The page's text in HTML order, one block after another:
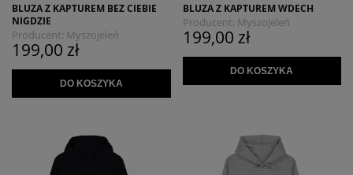
BLUZA Z KAPTUREM BEZ CIEBIE
NIGDZIE
Producent: Myszojeleń
199,00 zł
DO KOSZYKA
BLUZA Z KAPTUREM WDECH
Producent: Myszojeleń
199,00 zł
DO KOSZYKA